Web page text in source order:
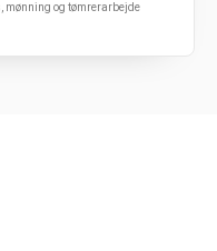
mønning og tømrerarbejde